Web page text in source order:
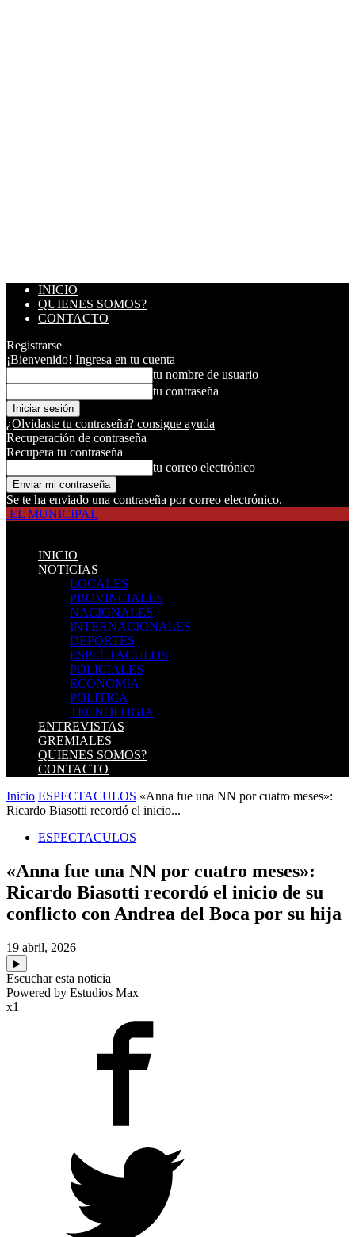
INICIO
QUIENES SOMOS?
CONTACTO
Registrarse
¡Bienvenido! Ingresa en tu cuenta
tu nombre de usuario
tu contraseña
¿Olvidaste tu contraseña? consigue ayuda
Recuperación de contraseña
Recupera tu contraseña
tu correo electrónico
Se te ha enviado una contraseña por correo electrónico.
EL MUNICIPAL
INICIO
NOTICIAS
LOCALES
PROVINCIALES
NACIONALES
INTERNACIONALES
DEPORTES
ESPECTACULOS
POLICIALES
ECONOMIA
POLITICA
TECNOLOGIA
ENTREVISTAS
GREMIALES
QUIENES SOMOS?
CONTACTO
Inicio ESPECTACULOS «Anna fue una NN por cuatro meses»:
Ricardo Biasotti recordó el inicio...
ESPECTACULOS
«Anna fue una NN por cuatro meses»:
Ricardo Biasotti recordó el inicio de su
conflicto con Andrea del Boca por su hija
19 abril, 2026
▶
Escuchar esta noticia
Powered by Estudios Max
x1